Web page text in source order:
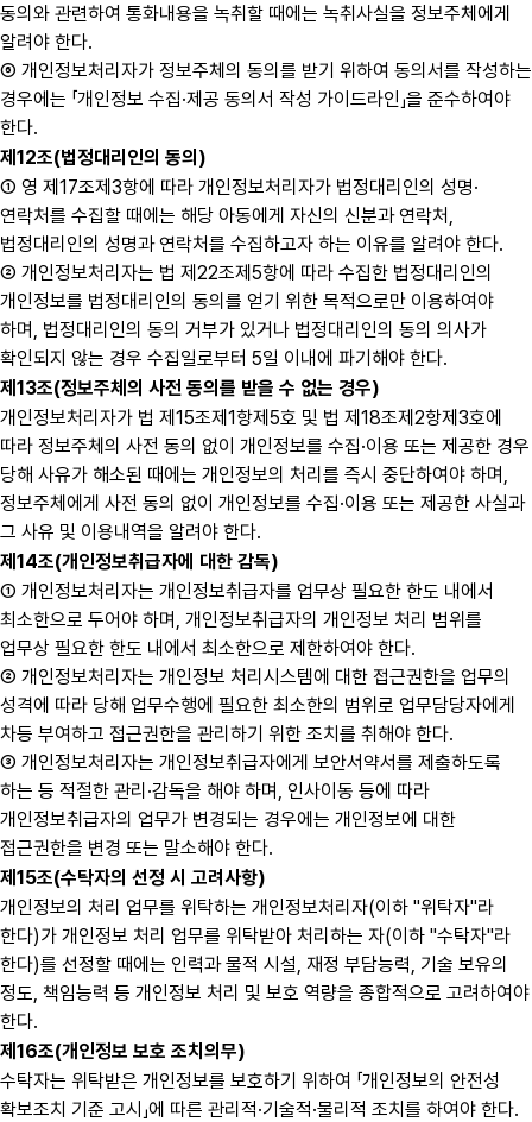
동의와 관련하여 통화내용을 녹취할 때에는 녹취사실을 정보주체에게
알려야 한다.
⑥ 개인정보처리자가 정보주체의 동의를 받기 위하여 동의서를 작성하는
경우에는 「개인정보 수집·제공 동의서 작성 가이드라인」을 준수하여야
한다.
제12조(법정대리인의 동의)
① 영 제17조제3항에 따라 개인정보처리자가 법정대리인의 성명·
연락처를 수집할 때에는 해당 아동에게 자신의 신분과 연락처,
법정대리인의 성명과 연락처를 수집하고자 하는 이유를 알려야 한다.
② 개인정보처리자는 법 제22조제5항에 따라 수집한 법정대리인의
개인정보를 법정대리인의 동의를 얻기 위한 목적으로만 이용하여야
하며, 법정대리인의 동의 거부가 있거나 법정대리인의 동의 의사가
확인되지 않는 경우 수집일로부터 5일 이내에 파기해야 한다.
제13조(정보주체의 사전 동의를 받을 수 없는 경우)
개인정보처리자가 법 제15조제1항제5호 및 법 제18조제2항제3호에
따라 정보주체의 사전 동의 없이 개인정보를 수집·이용 또는 제공한 경우
당해 사유가 해소된 때에는 개인정보의 처리를 즉시 중단하여야 하며,
정보주체에게 사전 동의 없이 개인정보를 수집·이용 또는 제공한 사실과
그 사유 및 이용내역을 알려야 한다.
제14조(개인정보취급자에 대한 감독)
① 개인정보처리자는 개인정보취급자를 업무상 필요한 한도 내에서
최소한으로 두어야 하며, 개인정보취급자의 개인정보 처리 범위를
업무상 필요한 한도 내에서 최소한으로 제한하여야 한다.
② 개인정보처리자는 개인정보 처리시스템에 대한 접근권한을 업무의
성격에 따라 당해 업무수행에 필요한 최소한의 범위로 업무담당자에게
차등 부여하고 접근권한을 관리하기 위한 조치를 취해야 한다.
③ 개인정보처리자는 개인정보취급자에게 보안서약서를 제출하도록
하는 등 적절한 관리·감독을 해야 하며, 인사이동 등에 따라
개인정보취급자의 업무가 변경되는 경우에는 개인정보에 대한
접근권한을 변경 또는 말소해야 한다.
제15조(수탁자의 선정 시 고려사항)
개인정보의 처리 업무를 위탁하는 개인정보처리자(이하 "위탁자"라
한다)가 개인정보 처리 업무를 위탁받아 처리하는 자(이하 "수탁자"라
한다)를 선정할 때에는 인력과 물적 시설, 재정 부담능력, 기술 보유의
정도, 책임능력 등 개인정보 처리 및 보호 역량을 종합적으로 고려하여야
한다.
제16조(개인정보 보호 조치의무)
수탁자는 위탁받은 개인정보를 보호하기 위하여 「개인정보의 안전성
확보조치 기준 고시」에 따른 관리적·기술적·물리적 조치를 하여야 한다.